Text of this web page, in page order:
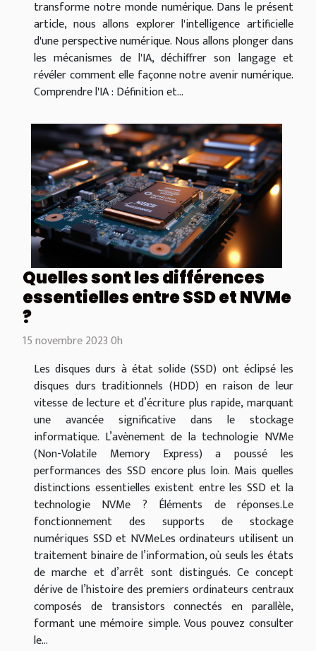
transforme notre monde numérique. Dans le présent
article, nous allons explorer l'intelligence artificielle
d'une perspective numérique. Nous allons plonger dans
les mécanismes de l'IA, déchiffrer son langage et
révéler comment elle façonne notre avenir numérique.
Comprendre l'IA : Définition et...
Quelles sont les différences
essentielles entre SSD et NVMe
?
15 novembre 2023 0h
Les disques durs à état solide (SSD) ont éclipsé les
disques durs traditionnels (HDD) en raison de leur
vitesse de lecture et d’écriture plus rapide, marquant
une avancée significative dans le stockage
informatique. L’avènement de la technologie NVMe
(Non-Volatile Memory Express) a poussé les
performances des SSD encore plus loin. Mais quelles
distinctions essentielles existent entre les SSD et la
technologie NVMe ? Éléments de réponses.Le
fonctionnement des supports de stockage
numériques SSD et NVMeLes ordinateurs utilisent un
traitement binaire de l’information, où seuls les états
de marche et d’arrêt sont distingués. Ce concept
dérive de l’histoire des premiers ordinateurs centraux
composés de transistors connectés en parallèle,
formant une mémoire simple. Vous pouvez consulter
le...